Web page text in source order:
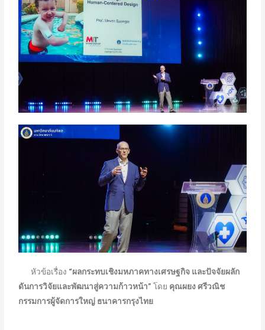
หัวข้อเรื่อง “ผลกระทบเชิงมหภาคทางเศรษฐกิจ และปัจจัยผลัก
ดันการวิจัยและพัฒนาสู่ความก้าวหน้า”โดย คุณผยง ศรีวณิช
กรรมการผู้จัดการใหญ่ ธนาคารกรุงไทย